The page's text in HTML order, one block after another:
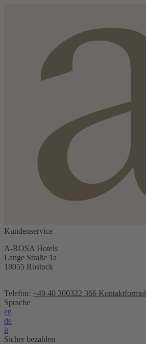
Kundenservice
A-ROSA Hotels
Lange Straße 1a
18055 Rostock
Telefon: +49 40 300322 366
Sprache
en
de
it
Sicher bezahlen